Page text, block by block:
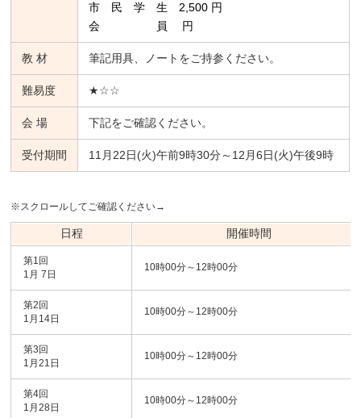
市 民 学 生 2,500 円
会 員 円
教 材 筆記用具、ノートをご持参ください。
難易度 ★☆☆
会 場 下記をご確認ください。
受付期間 11月22日(火)午前9時30分～12月6日(火)午後9時
※スクロールしてご確認ください→
日程 開催時間
第1回
1月 7日
10時00分～12時00分
第2回
1月14日
10時00分～12時00分
第3回
1月21日
10時00分～12時00分
第4回
1月28日
10時00分～12時00分